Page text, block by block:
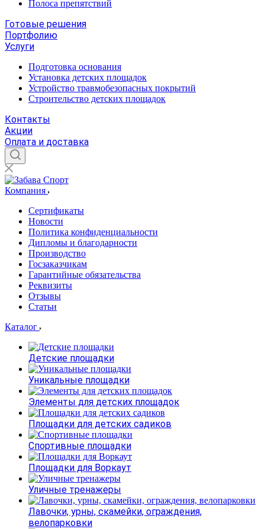
Полоса препятствий
Готовые решения
Портфолию
Услуги
Подготовка основания
Установка детских площадок
Устройство травмобезопасных покрытий
Строительство детских площадок
Контакты
Акции
Оплата и доставка
Компания
Сертификаты
Новости
Политика конфиденциальности
Дипломы и благодарности
Производство
Госзаказчикам
Гарантийные обязательства
Реквизиты
Отзывы
Статьи
Каталог
Детские площадки
Уникальные площадки
Элементы для детских площадок
Площадки для детских садиков
Спортивные площадки
Площадки для Воркаут
Уличные тренажеры
Лавочки, урны, скамейки, ограждения,
велопарковки